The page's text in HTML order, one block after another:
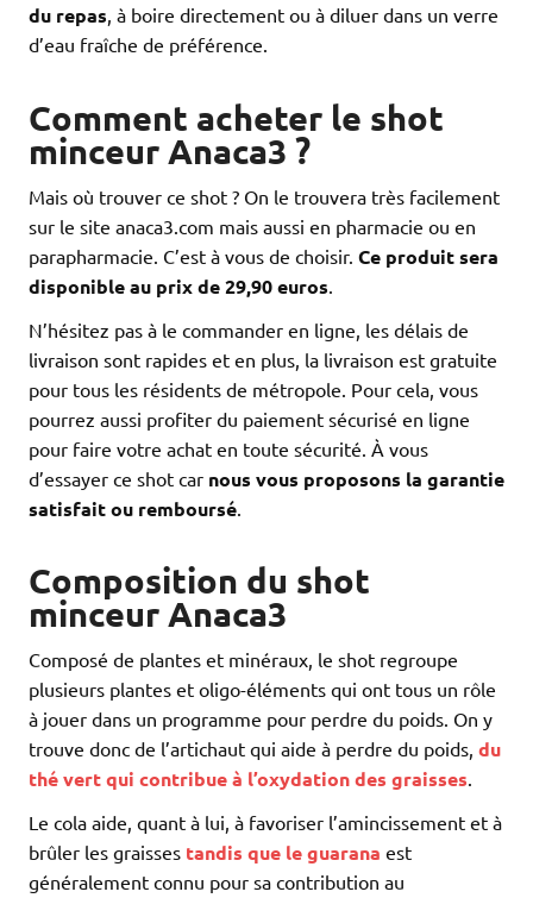
du repas, à boire directement ou à diluer dans un verre
d’eau fraîche de préférence.
Comment acheter le shot
minceur Anaca3 ?
Mais où trouver ce shot ? On le trouvera très facilement
sur le site anaca3.com mais aussi en pharmacie ou en
parapharmacie. C’est à vous de choisir. Ce produit sera
disponible au prix de 29,90 euros
N’hésitez pas à le commander en ligne, les délais de
livraison sont rapides et en plus, la livraison est gratuite
pour tous les résidents de métropole. Pour cela, vous
pourrez aussi profiter du paiement sécurisé en ligne
pour faire votre achat en toute sécurité. À vous
d’essayer ce shot car nous vous proposons la garantie
satisfait ou remboursé
Composition du shot
minceur Anaca3
Composé de plantes et minéraux, le shot regroupe
plusieurs plantes et oligo-éléments qui ont tous un rôle
à jouer dans un programme pour perdre du poids. On y
trouve donc de l’artichaut qui aide à perdre du poids, du
thé vert qui contribue à l’oxydation des graisses.
Le cola aide, quant à lui, à favoriser l’amincissement et à
brûler les graisses tandis que le guarana est
généralement connu pour sa contribution au